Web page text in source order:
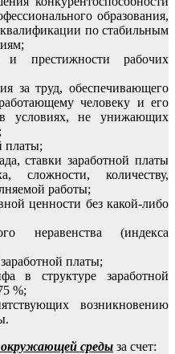
образования,
по стабильным
и престижности рабочих
за труд, обеспечивающего
человеку и его
в условиях, не унижающих
платы;
ставки заработной платы
сложности, количеству,
работы;
ценности без какой-либо
неравенства (индекса
платы;
в структуре заработной
%;
возникновению
среды за счет: